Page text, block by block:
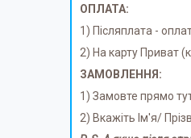
ОПЛАТА:
1) Післяплата -
2) На карту Приват
ЗАМОВЛЕННЯ:
1) Замовте прямо
2) Вкажіть Ім'я/